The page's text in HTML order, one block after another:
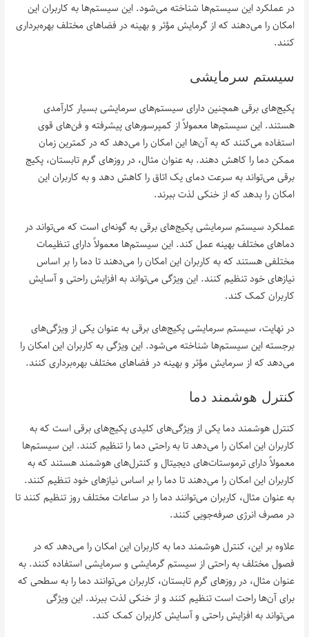
در عملکرد این سیستم‌ها شناخته می‌شود. این سیستم‌ها به کاربران این
امکان را می‌دهند که از گرمایش مؤثر و بهینه در فضاهای مختلف بهره‌برداری
کنند.
سیستم سرمایشی
پکیج‌های برقی همچنین دارای سیستم‌های سرمایشی بسیار کارآمدی
هستند. این سیستم‌ها معمولاً از کمپرسورهای پیشرفته و فن‌های قوی
استفاده می‌کنند که به آن‌ها این امکان را می‌دهد که در کمترین زمان
ممکن دما را کاهش دهند. به عنوان مثال، در روزهای گرم تابستان، پکیج
برقی می‌تواند به سرعت دمای یک اتاق را کاهش دهد و به کاربران این
امکان را بدهد که از خنکی لذت ببرند.
عملکرد سیستم سرمایشی پکیج‌های برقی به گونه‌ای است که می‌تواند در
دماهای مختلف بهینه عمل کند. این سیستم‌ها معمولاً دارای تنظیمات
مختلفی هستند که به کاربران این امکان را می‌دهند تا دما را بر اساس
نیازهای خود تنظیم کنند. این ویژگی می‌تواند به افزایش راحتی و آسایش
کاربران کمک کند.
در نهایت، سیستم سرمایشی پکیج‌های برقی به عنوان یکی از ویژگی‌های
برجسته این سیستم‌ها شناخته می‌شود. این ویژگی به کاربران این امکان را
می‌دهد که از سرمایش مؤثر و بهینه در فضاهای مختلف بهره‌برداری کنند.
کنترل هوشمند دما
کنترل هوشمند دما یکی از ویژگی‌های کلیدی پکیج‌های برقی است که به
کاربران این امکان را می‌دهد تا به راحتی دما را تنظیم کنند. این سیستم‌ها
معمولاً دارای ترموستات‌های دیجیتال و کنترل‌های هوشمند هستند که به
کاربران این امکان را می‌دهند تا دما را بر اساس نیازهای خود تنظیم کنند.
به عنوان مثال، کاربران می‌توانند دما را در ساعات مختلف روز تنظیم کنند تا
در مصرف انرژی صرفه‌جویی کنند.
علاوه بر این، کنترل هوشمند دما به کاربران این امکان را می‌دهد که در
فصول مختلف به راحتی از سیستم گرمایشی و سرمایشی استفاده کنند. به
عنوان مثال، در روزهای گرم تابستان، کاربران می‌توانند دما را به سطحی که
برای آن‌ها راحت است تنظیم کنند و از خنکی لذت ببرند. این ویژگی
می‌تواند به افزایش راحتی و آسایش کاربران کمک کند.